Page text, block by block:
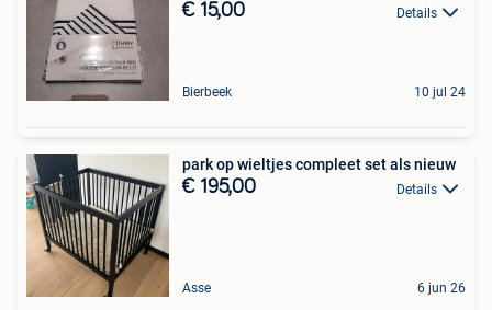
€ 15,00 Details
Bierbeek 10 jul 24
park op wieltjes compleet set als nieuw
€ 195,00 Details
Asse 6 jun 26